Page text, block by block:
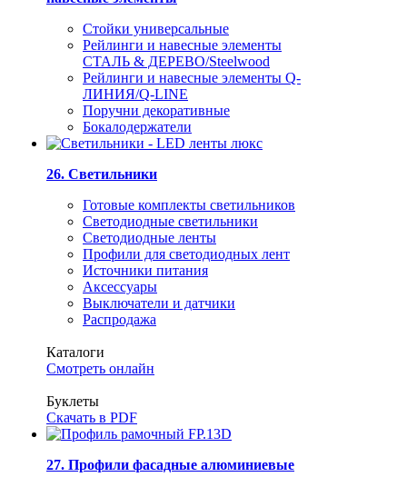
Стойки универсальные
Рейлинги и навесные элементы
СТАЛЬ & ДЕРЕВО/Steelwood
Рейлинги и навесные элементы Q-
ЛИНИЯ/Q-LINE
Поручни декоративные
Бокалодержатели
26. Светильники
Готовые комплекты светильников
Светодиодные светильники
Светодиодные ленты
Профили для светодиодных лент
Источники питания
Аксессуары
Выключатели и датчики
Распродажа
Каталоги
Смотреть онлайн
Буклеты
Скачать в PDF
27. Профили фасадные алюминиевые